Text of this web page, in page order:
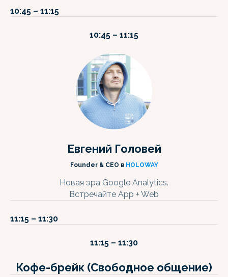
10:45 – 11:15
10:45 – 11:15
Евгений Головей
Founder & CEO в HOLOWAY
Новая эра Google Analytics.
Встречайте App + Web
11:15 – 11:30
11:15 – 11:30
Кофе-брейк (Свободное общение)